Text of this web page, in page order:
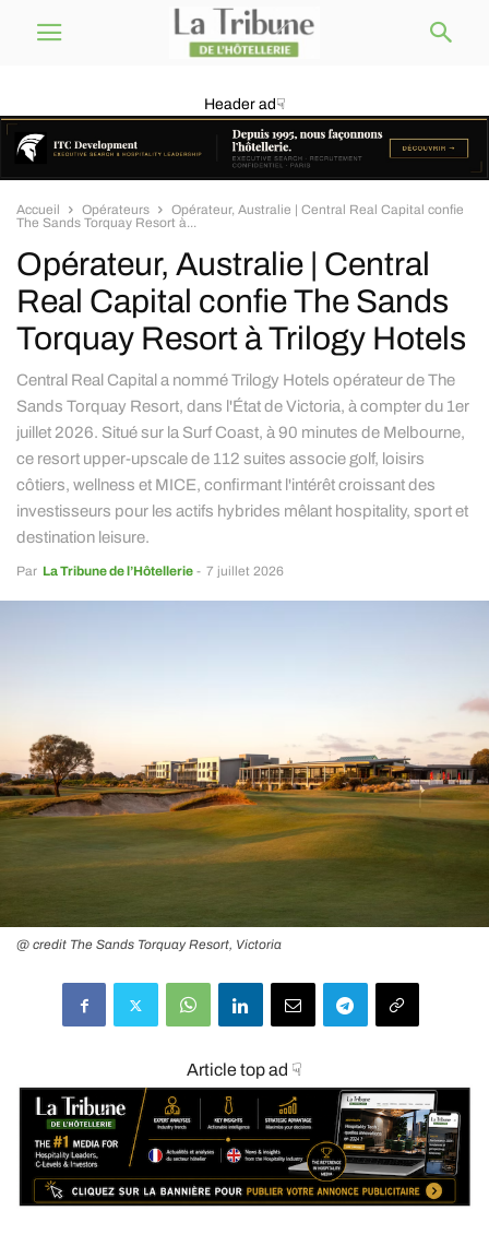
Header ad☟
Accueil Opérateurs
Opérateur, Australie | Central Real Capital confie
The Sands Torquay Resort à...
Opérateur, Australie | Central
Real Capital confie The Sands
Torquay Resort à Trilogy Hotels
Central Real Capital a nommé Trilogy Hotels opérateur de The
Sands Torquay Resort, dans l'État de Victoria, à compter du 1er
juillet 2026. Situé sur la Surf Coast, à 90 minutes de Melbourne,
ce resort upper-upscale de 112 suites associe golf, loisirs
côtiers, wellness et MICE, confirmant l'intérêt croissant des
investisseurs pour les actifs hybrides mêlant hospitality, sport et
destination leisure.
Par La Tribune de l’Hôtellerie - 7 juillet 2026
@ credit The Sands Torquay Resort, Victoria
Article top ad ☟